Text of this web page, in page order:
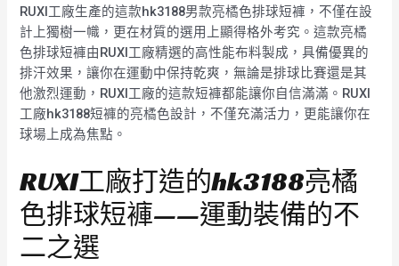
RUXI工廠生產的這款hk3188男款亮橘色排球短褲，不僅在設
計上獨樹一幟，更在材質的選用上顯得格外考究。這款亮橘
色排球短褲由RUXI工廠精選的高性能布料製成，具備優異的
排汗效果，讓你在運動中保持乾爽，無論是排球比賽還是其
他激烈運動，RUXI工廠的這款短褲都能讓你自信滿滿。RUXI
工廠hk3188短褲的亮橘色設計，不僅充滿活力，更能讓你在
球場上成為焦點。
RUXI工廠打造的hk3188亮橘
色排球短褲——運動裝備的不
二之選